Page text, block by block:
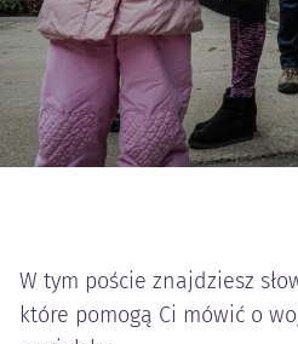
W tym poście znajdziesz
które pomogą Ci mówić o